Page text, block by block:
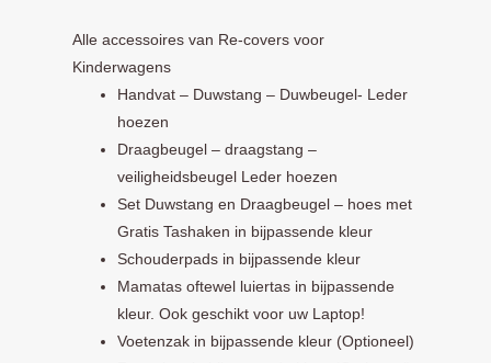
Alle accessoires van Re-covers voor
Kinderwagens
Handvat – Duwstang – Duwbeugel- Leder
hoezen
Draagbeugel – draagstang –
veiligheidsbeugel Leder hoezen
Set Duwstang en Draagbeugel – hoes met
Gratis Tashaken in bijpassende kleur
Schouderpads in bijpassende kleur
Mamatas oftewel luiertas in bijpassende
kleur. Ook geschikt voor uw Laptop!
Voetenzak in bijpassende kleur (Optioneel)